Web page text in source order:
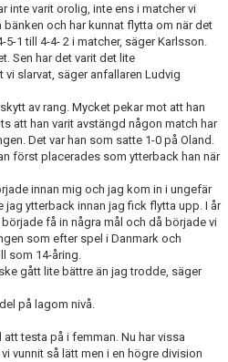
inte varit orolig, inte ens i matcher vi
bänken och har kunnat flytta om när det
5-1 till 4-4- 2 i matcher, säger Karlsson.
Sen har det varit det lite
slarvat, säger anfallaren Ludvig
av rang. Mycket pekar mot att han
att han varit avstängd någon match har
Det var han som satte 1-0 på Oland.
först placerades som ytterback han när
innan mig och jag kom in i ungefär
jag ytterback innan jag fick flytta upp. I år
få in några mål och då började vi
som efter spel i Danmark och
som 14-åring.
gått lite bättre än jag trodde, säger
på lagom nivå.
testa på i femman. Nu har vissa
vunnit så lätt men i en högre division